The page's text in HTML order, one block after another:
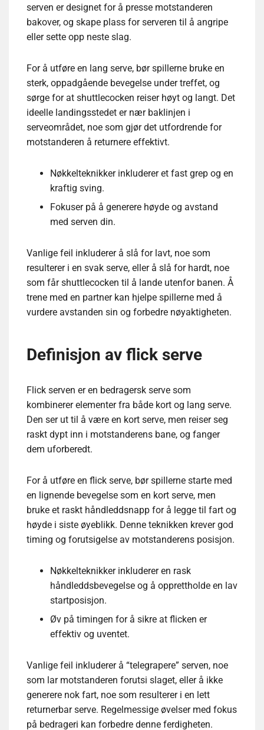
serven er designet for å presse motstanderen
bakover, og skape plass for serveren til å angripe
eller sette opp neste slag.
For å utføre en lang serve, bør spillerne bruke en
sterk, oppadgående bevegelse under treffet, og
sørge for at shuttlecocken reiser høyt og langt. Det
ideelle landingsstedet er nær baklinjen i
serveområdet, noe som gjør det utfordrende for
motstanderen å returnere effektivt.
Nøkkelteknikker inkluderer et fast grep og en
kraftig sving.
Fokuser på å generere høyde og avstand
med serven din.
Vanlige feil inkluderer å slå for lavt, noe som
resulterer i en svak serve, eller å slå for hardt, noe
som får shuttlecocken til å lande utenfor banen. Å
trene med en partner kan hjelpe spillerne med å
vurdere avstanden sin og forbedre nøyaktigheten.
Definisjon av flick serve
Flick serven er en bedragersk serve som
kombinerer elementer fra både kort og lang serve.
Den ser ut til å være en kort serve, men reiser seg
raskt dypt inn i motstanderens bane, og fanger
dem uforberedt.
For å utføre en flick serve, bør spillerne starte med
en lignende bevegelse som en kort serve, men
bruke et raskt håndleddsnapp for å legge til fart og
høyde i siste øyeblikk. Denne teknikken krever god
timing og forutsigelse av motstanderens posisjon.
Nøkkelteknikker inkluderer en rask
håndleddsbevegelse og å opprettholde en lav
startposisjon.
Øv på timingen for å sikre at flicken er
effektiv og uventet.
Vanlige feil inkluderer å “telegrapere” serven, noe
som lar motstanderen forutsi slaget, eller å ikke
generere nok fart, noe som resulterer i en lett
returnerbar serve. Regelmessige øvelser med fokus
på bedrageri kan forbedre denne ferdigheten.